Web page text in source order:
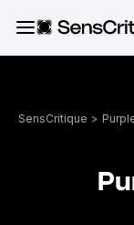
SensCritique >